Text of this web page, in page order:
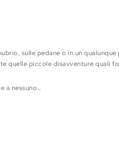
sulle pedane o in un
quelle piccole disavventure quali
a nessuno…